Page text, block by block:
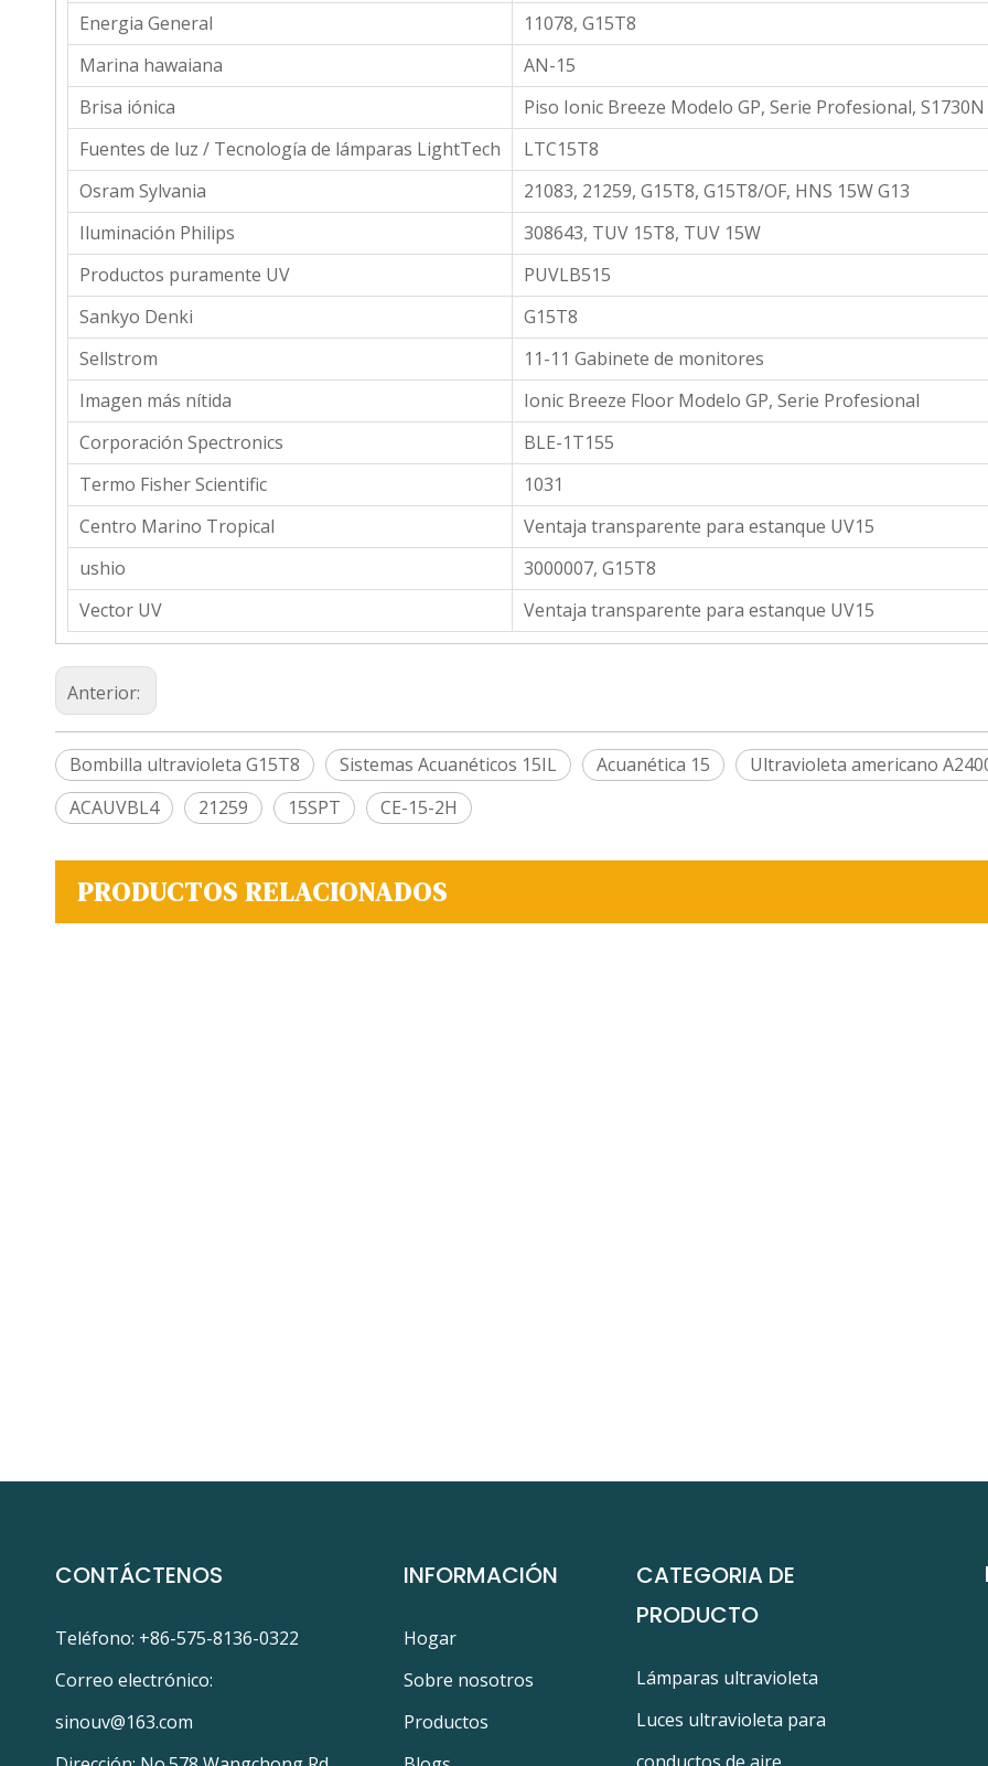
Energia General
11078, G15T8
Marina hawaiana
AN-15
Brisa iónica
Piso Ionic Breeze Modelo GP, Serie Profesional, S1730N
Fuentes de luz / Tecnología de lámparas LightTech
LTC15T8
Osram Sylvania
21083, 21259, G15T8, G15T8/OF, HNS 15W G13
Iluminación Philips
308643, TUV 15T8, TUV 15W
Productos puramente UV
PUVLB515
Sankyo Denki
G15T8
Sellstrom
11-11 Gabinete de monitores
Imagen más nítida
Ionic Breeze Floor Modelo GP, Serie Profesional
Corporación Spectronics
BLE-1T155
Termo Fisher Scientific
1031
Centro Marino Tropical
Ventaja transparente para estanque UV15
ushio
3000007, G15T8
Vector UV
Ventaja transparente para estanque UV15
Anterior:
Bombilla ultravioleta G15T8 Sistemas Acuanéticos 15IL Acuanética 15 Ultravioleta americano
ACAUVBL4
21259 15SPT CE-15-2H
PRODUCTOS RELACIONADOS
CONTÁCTENOS
Teléfono: +86-575-8136-0322
Correo electrónico:
sinouv@163.com
INFORMACIÓN
Hogar
Sobre nosotros
Productos
CATEGORIA DE
PRODUCTO
Lámparas ultravioleta
Luces ultravioleta para